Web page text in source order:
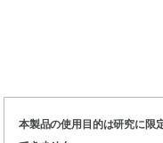
本製品の使用目的は研究に限